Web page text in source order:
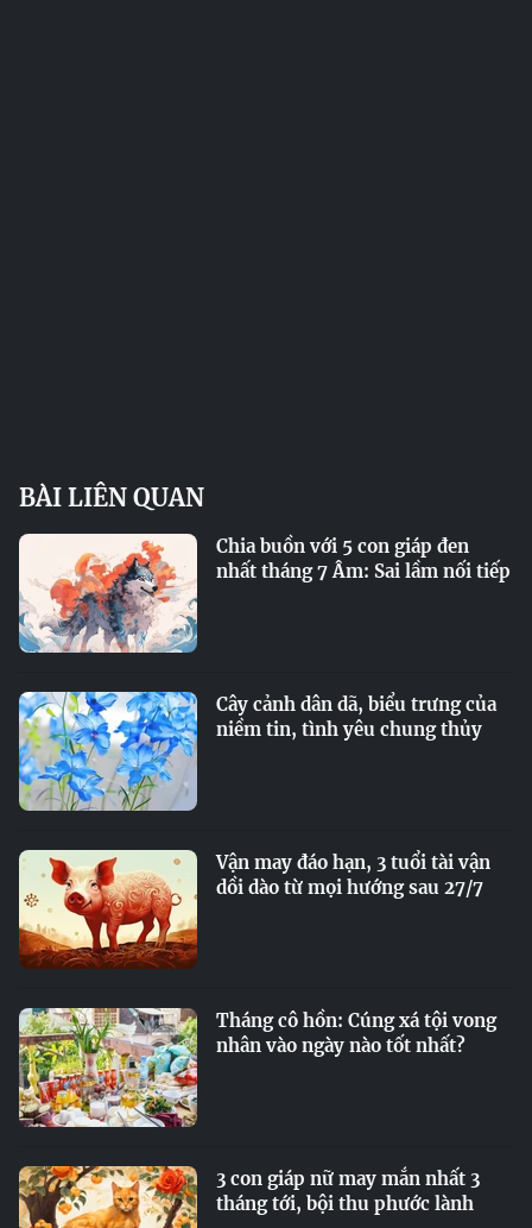
BÀI LIÊN QUAN
Chia buồn với 5 con giáp đen
nhất tháng 7 Âm: Sai lầm nối tiếp
Cây cảnh dân dã, biểu trưng của
niềm tin, tình yêu chung thủy
Vận may đáo hạn, 3 tuổi tài vận
dồi dào từ mọi hướng sau 27/7
Tháng cô hồn: Cúng xá tội vong
nhân vào ngày nào tốt nhất?
3 con giáp nữ may mắn nhất 3
tháng tới, bội thu phước lành